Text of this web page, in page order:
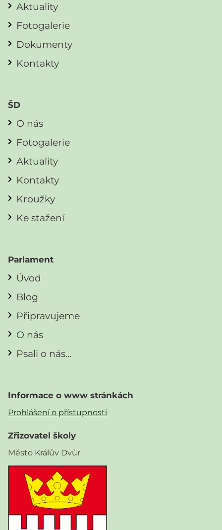
Aktuality
Fotogalerie
Dokumenty
Kontakty
ŠD
O nás
Fotogalerie
Aktuality
Kontakty
Kroužky
Ke stažení
Parlament
Úvod
Blog
Připravujeme
O nás
Psali o nás…
Informace o www stránkách
Prohlášení o přístupnosti
Zřizovatel školy
Město Králův Dvůr